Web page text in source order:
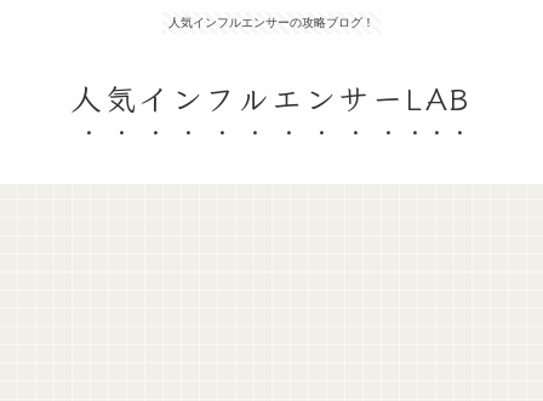
人気インフルエンサーの攻略ブログ！
人気インフルエンサーLAB